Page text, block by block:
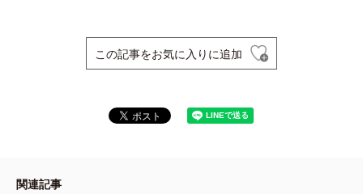
この記事をお気に入りに追加
関連記事